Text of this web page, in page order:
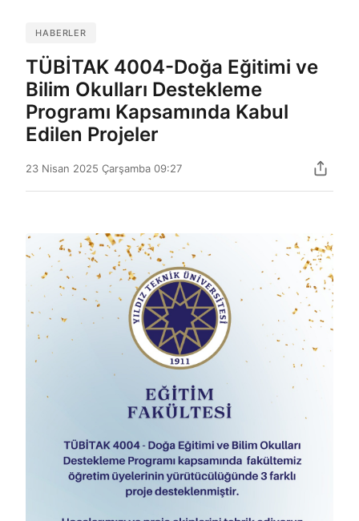
HABERLER
TÜBİTAK 4004-Doğa Eğitimi ve
Bilim Okulları Destekleme
Programı Kapsamında Kabul
Edilen Projeler
23 Nisan 2025 Çarşamba 09:27